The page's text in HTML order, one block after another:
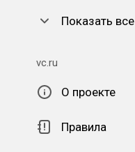
Показать все
vc.ru
О проекте
Правила